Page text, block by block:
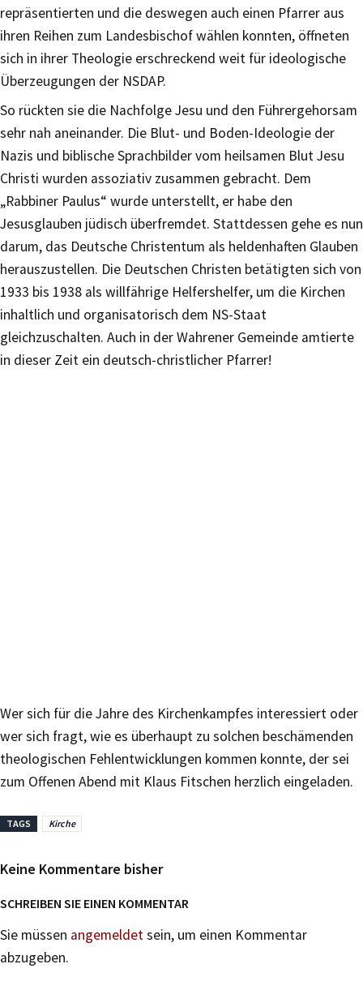
repräsentierten und die deswegen auch einen Pfarrer aus
ihren Reihen zum Landesbischof wählen konnten, öffneten
sich in ihrer Theologie erschreckend weit für ideologische
Überzeugungen der NSDAP.
So rückten sie die Nachfolge Jesu und den Führergehorsam
sehr nah aneinander. Die Blut- und Boden-Ideologie der
Nazis und biblische Sprachbilder vom heilsamen Blut Jesu
Christi wurden assoziativ zusammen gebracht. Dem
„Rabbiner Paulus“ wurde unterstellt, er habe den
Jesusglauben jüdisch überfremdet. Stattdessen gehe es nun
darum, das Deutsche Christentum als heldenhaften Glauben
herauszustellen. Die Deutschen Christen betätigten sich von
1933 bis 1938 als willfährige Helfershelfer, um die Kirchen
inhaltlich und organisatorisch dem NS-Staat
gleichzuschalten. Auch in der Wahrener Gemeinde amtierte
in dieser Zeit ein deutsch-christlicher Pfarrer!
Wer sich für die Jahre des Kirchenkampfes interessiert oder
wer sich fragt, wie es überhaupt zu solchen beschämenden
theologischen Fehlentwicklungen kommen konnte, der sei
zum Offenen Abend mit Klaus Fitschen herzlich eingeladen.
TAGS Kirche
Keine Kommentare bisher
SCHREIBEN SIE EINEN KOMMENTAR
Sie müssen angemeldetsein, um einen Kommentar
abzugeben.